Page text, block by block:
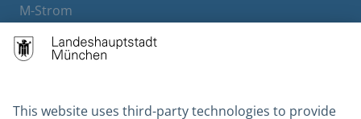
M-Strom
Hotels
Contact